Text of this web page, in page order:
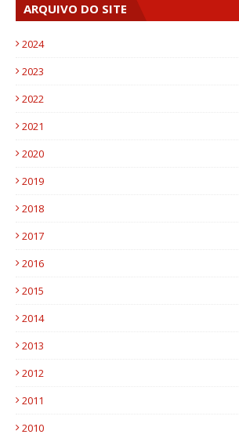
ARQUIVO DO SITE
2024
2023
2022
2021
2020
2019
2018
2017
2016
2015
2014
2013
2012
2011
2010